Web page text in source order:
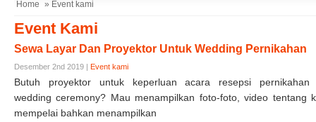
Home » Event kami
Event Kami
Sewa Layar Dan Proyektor Untuk Wedding Pernikahan
Desember 2nd 2019 | Event kami
Butuh proyektor untuk keperluan acara resepsi pernikahan
wedding ceremony? Mau menampilkan foto-foto, video tentang
mempelai bahkan menampilkan